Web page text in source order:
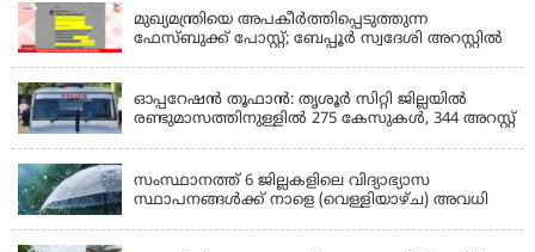
മുഖ്യമന്ത്രിയെ അപകീർത്തിപ്പെടുത്തുന്ന
ഫേസ്‌ബുക്ക് പോസ്റ്റ്; ബേപ്പൂർ സ്വദേശി അറസ്റ്റിൽ
ഓപ്പറേഷൻ തൂഫാൻ: തൃശൂർ സിറ്റി ജില്ലയിൽ
രണ്ടുമാസത്തിനുള്ളിൽ 275 കേസുകൾ, 344 അറസ്റ്റ്
സംസ്ഥാനത്ത് 6 ജില്ലകളിലെ വിദ്യാഭ്യാസ
സ്ഥാപനങ്ങൾക്ക് നാളെ (വെള്ളിയാഴ്ച) അവധി